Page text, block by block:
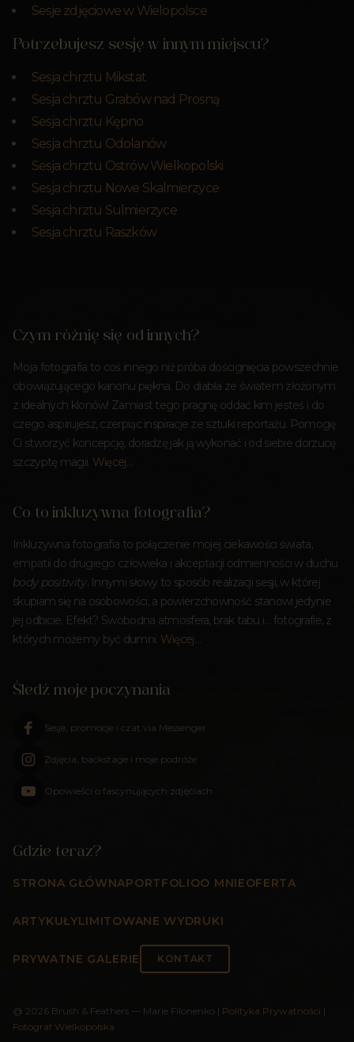
Sesje zdjęciowe w Wielopolsce
Potrzebujesz sesję w innym miejscu?
Sesja chrztu Mikstat
Sesja chrztu Grabów nad Prosną
Sesja chrztu Kępno
Sesja chrztu Odolanów
Sesja chrztu Ostrów Wielkopolski
Sesja chrztu Nowe Skalmierzyce
Sesja chrztu Sulmierzyce
Sesja chrztu Raszków
Czym różnię się od innych?
Moja fotografia to coś innego niż próba doścignięcia powszechnie
obowiązującego kanonu piękna. Do diabła ze światem złożonym
z idealnych klonów! Zamiast tego pragnę oddać kim jesteś i do
czego aspirujesz, czerpiąc inspiracje ze sztuki reportażu. Pomogę
Ci stworzyć koncepcję, doradzę jak ją wykonać i od siebie dorzucę
szczyptę magii. Więcej…
Co to inkluzywna fotografia?
Inkluzywna fotografia to połączenie mojej ciekawości świata,
empatii do drugiego człowieka i akceptacji odmienności w duchu
body positivity. Innymi słowy to sposób realizacji sesji, w której
skupiam się na osobowości, a powierzchowność stanowi jedynie
jej odbicie. Efekt? Swobodna atmosfera, brak tabu i… fotografie, z
których możemy być dumni. Więcej…
Śledź moje poczynania
Sesje, promocje i czat via Messenger
Zdjęcia, backstage i moje podróże
Opowieści o fascynujących zdjęciach
Gdzie teraz?
STRONA GŁÓWNAPORTFOLIOO MNIEOFERTA
ARTYKUŁYLIMITOWANE WYDRUKI
PRYWATNE GALERIE KONTAKT
@ 2026 Brush & Feathers — Marie Filonenko | Polityka Prywatności |
Fotograf Wielkopolska